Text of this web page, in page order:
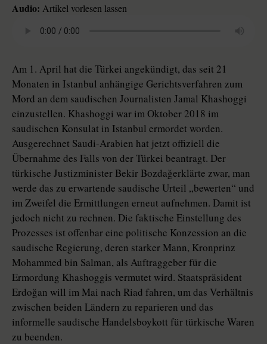
Audio: Artikel vorlesen lassen
Am 1. April hat die Türkei angekündigt, das seit 21
Monaten in Istanbul anhängige Gerichtsverfahren zum
Mord an dem saudischen Journalisten Jamal Kha­shoggi
einzustellen. Khashoggi war im Oktober 2018 im
saudischen Konsulat in Istanbul ermordet worden.
Ausgerechnet Saudi-Arabien hat jetzt offiziell die
Übernahme des Falls von der Türkei beantragt. Der
türkische Justizminister Bekir Bozdağerklärte zwar, man
werde das zu erwartende saudische Urteil „bewerten“ und
im Zweifel die Ermittlungen erneut aufnehmen. Damit ist
jedoch nicht zu rechnen. Die faktische Einstellung des
Prozesses ist offenbar eine politische Konzession an die
saudische Regierung, deren starker Mann, Kronprinz
Mohammed bin Salman, als Auftraggeber für die
Ermordung Kha­shog­gis vermutet wird. Staatspräsident
Erdoğan will im Mai nach Riad fahren, um das Verhältnis
zwischen beiden Ländern zu reparieren und das
informelle saudische Handelsboykott für türkische Waren
zu beenden.